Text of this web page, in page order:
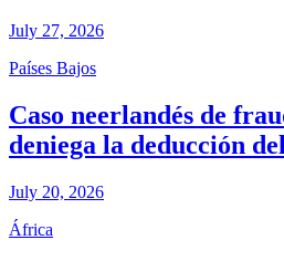
July 27, 2026
Países Bajos
Caso neerlandés de
deniega la deducción
July 20, 2026
África